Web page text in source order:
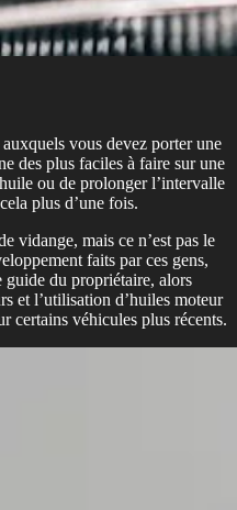
vous devez porter une
des plus faciles à faire sur une
ou de prolonger l’intervalle
plus d’une fois.
vidange, mais ce n’est pas le
faits par ces gens,
guide du propriétaire, alors
et l’utilisation d’huiles moteur
certains véhicules plus récents.